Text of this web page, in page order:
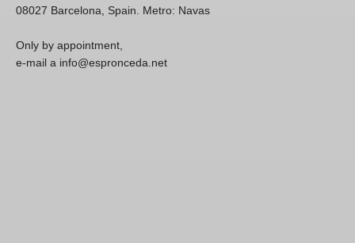
08027 Barcelona, Spain. Metro: Navas
Only by appointment,
e-mail a info@espronceda.net